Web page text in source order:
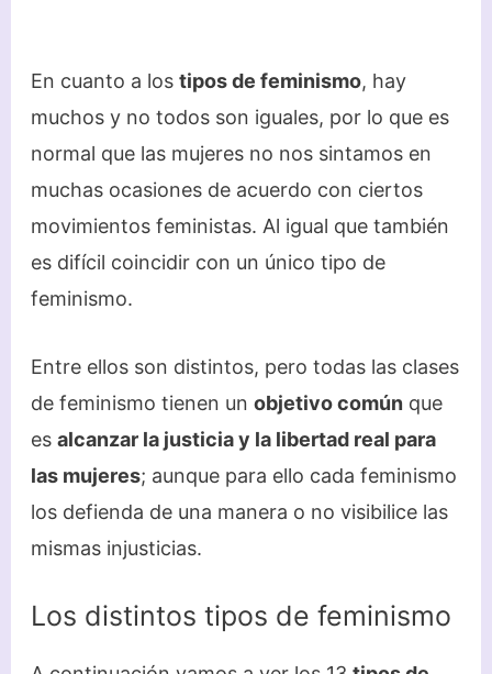
En cuanto a los tipos de feminismo, hay
muchos y no todos son iguales, por lo que es
normal que las mujeres no nos sintamos en
muchas ocasiones de acuerdo con ciertos
movimientos feministas. Al igual que también
es difícil coincidir con un único tipo de
feminismo.
Entre ellos son distintos, pero todas las clases
de feminismo tienen un objetivo comúnque
es alcanzar la justicia y la libertad real para
las mujeres; aunque para ello cada feminismo
los defienda de una manera o no visibilice las
mismas injusticias.
Los distintos tipos de feminismo